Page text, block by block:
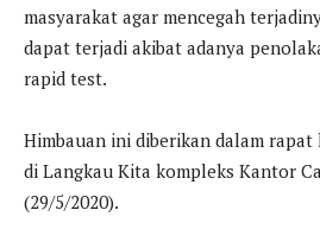
masyarakat agar mencegah
dapat terjadi akibat adanya
rapid test.
Himbauan ini diberikan dalam
di Langkau Kita kompleks Kantor
(29/5/2020).